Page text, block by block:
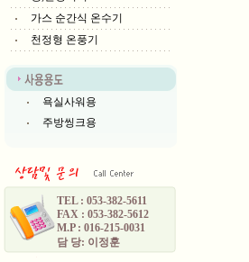
가스 순간식 온수기
천정형 온풍기
욕실사워용
주방씽크용
TEL : 053-382-5611
FAX : 053-382-5612
M.P : 016-215-0031
담 당: 이정훈